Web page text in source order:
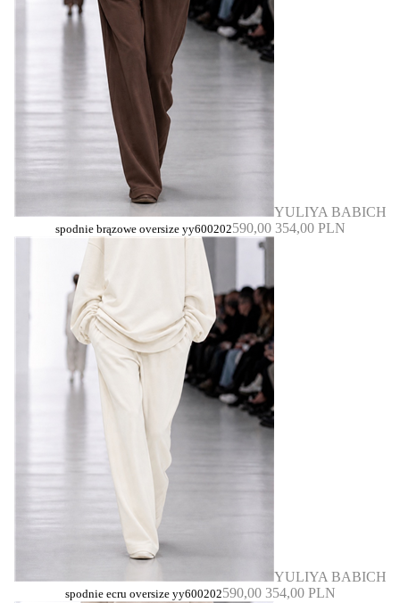
YULIYA BABICH
spodnie brązowe oversize yy600202590,00 354,00 PLN
YULIYA BABICH
spodnie ecru oversize yy600202590,00 354,00 PLN